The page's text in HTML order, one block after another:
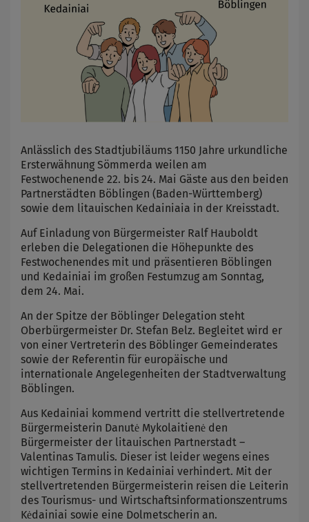
Anlässlich des Stadtjubiläums 1150 Jahre urkundliche
Ersterwähnung Sömmerda weilen am
Festwochenende 22. bis 24. Mai Gäste aus den beiden
Partnerstädten Böblingen (Baden-Württemberg)
sowie dem litauischen Kedainiaia in der Kreisstadt.
Auf Einladung von Bürgermeister Ralf Hauboldt
erleben die Delegationen die Höhepunkte des
Festwochenendes mit und präsentieren Böblingen
und Kedainiai im großen Festumzug am Sonntag,
dem 24. Mai.
An der Spitze der Böblinger Delegation steht
Oberbürgermeister Dr. Stefan Belz. Begleitet wird er
von einer Vertreterin des Böblinger Gemeinderates
sowie der Referentin für europäische und
internationale Angelegenheiten der Stadtverwaltung
Böblingen.
Aus Kedainiai kommend vertritt die stellvertretende
Bürgermeisterin Danutė Mykolaitienė den
Bürgermeister der litauischen Partnerstadt –
Valentinas Tamulis. Dieser ist leider wegens eines
wichtigen Termins in Kedainiai verhindert. Mit der
stellvertretenden Bürgermeisterin reisen die Leiterin
des Tourismus- und Wirtschaftsinformationszentrums
Kėdainiai sowie eine Dolmetscherin an.